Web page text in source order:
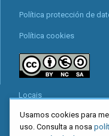
Política protección de
Política cookies
Locais
Mapa web
Usamos cookies para
uso. Consulta a nosa